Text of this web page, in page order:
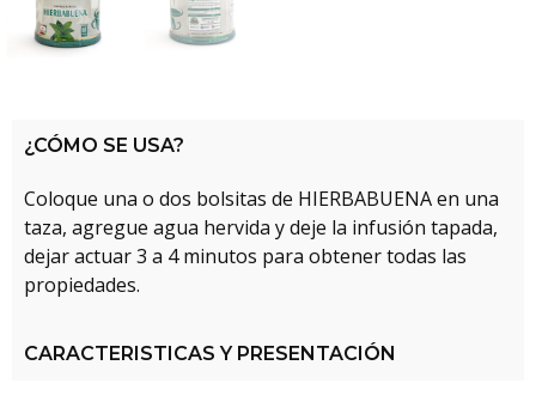
¿CÓMO SE USA?
Coloque una o dos bolsitas de HIERBABUENA en una
taza, agregue agua hervida y deje la infusión tapada,
dejar actuar 3 a 4 minutos para obtener todas las
propiedades.
CARACTERISTICAS Y PRESENTACIÓN